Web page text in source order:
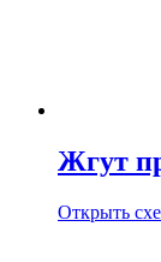
Жгут
Открыть